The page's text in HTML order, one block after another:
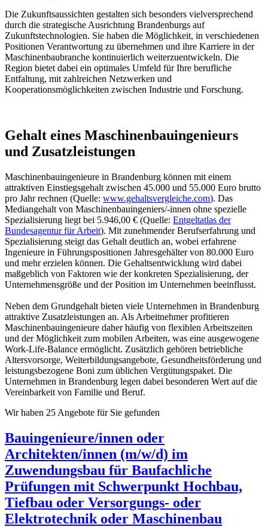
Die Zukunftsaussichten gestalten sich besonders vielversprechend
durch die strategische Ausrichtung Brandenburgs auf
Zukunftstechnologien. Sie haben die Möglichkeit, in verschiedenen
Positionen Verantwortung zu übernehmen und ihre Karriere in der
Maschinenbaubranche kontinuierlich weiterzuentwickeln. Die
Region bietet dabei ein optimales Umfeld für Ihre berufliche
Entfaltung, mit zahlreichen Netzwerken und
Kooperationsmöglichkeiten zwischen Industrie und Forschung.
Gehalt eines Maschinenbauingenieurs
und Zusatzleistungen
Maschinenbauingenieure in Brandenburg können mit einem
attraktiven Einstiegsgehalt zwischen 45.000 und 55.000 Euro brutto
pro Jahr rechnen (Quelle: www.gehaltsvergleiche.com). Das
Mediangehalt von Maschinenbauingeniers/-innen ohne spezielle
Spezialisierung liegt bei 5.946,00 € (Quelle: Entgeltatlas der
Bundesagentur für Arbeit). Mit zunehmender Berufserfahrung und
Spezialisierung steigt das Gehalt deutlich an, wobei erfahrene
Ingenieure in Führungspositionen Jahresgehälter von 80.000 Euro
und mehr erzielen können. Die Gehaltsentwicklung wird dabei
maßgeblich von Faktoren wie der konkreten Spezialisierung, der
Unternehmensgröße und der Position im Unternehmen beeinflusst.
Neben dem Grundgehalt bieten viele Unternehmen in Brandenburg
attraktive Zusatzleistungen an. Als Arbeitnehmer profitieren
Maschinenbauingenieure daher häufig von flexiblen Arbeitszeiten
und der Möglichkeit zum mobilen Arbeiten, was eine ausgewogene
Work-Life-Balance ermöglicht. Zusätzlich gehören betriebliche
Altersvorsorge, Weiterbildungsangebote, Gesundheitsförderung und
leistungsbezogene Boni zum üblichen Vergütungspaket. Die
Unternehmen in Brandenburg legen dabei besonderen Wert auf die
Vereinbarkeit von Familie und Beruf.
Wir haben 25 Angebote für Sie gefunden
Bauingenieure/innen oder
Architekten/innen (m/w/d) im
Zuwendungsbau für Baufachliche
Prüfungen mit Schwerpunkt Hochbau,
Tiefbau oder Versorgungs- oder
Elektrotechnik oder Maschinenbau